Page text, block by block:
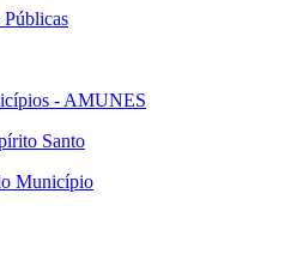
Públicas
- AMUNES
Santo
Município